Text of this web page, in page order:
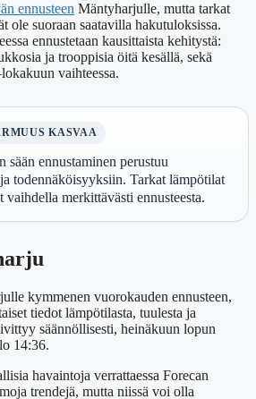
ennusteen Mäntyharjulle, mutta tarkat
ole suoraan saatavilla hakutuloksissa.
ennustetaan kausittaista kehitystä:
ja trooppisia öitä kesällä, sekä
vaihteessa.
KASVAA
ennustaminen perustuu
todennäköisyyksiin. Tarkat lämpötilat
merkittävästi ennusteesta.
kymmenen vuorokauden ennusteen,
tiedot lämpötilasta, tuulesta ja
säännöllisesti, heinäkuun lopun
14:36.
havaintoja verrattaessa Forecan
trendejä, mutta niissä voi olla